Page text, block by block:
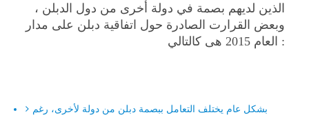
الذين لديهم بصمة في دولة أخرى من دول الدبلن ،
وبعض القرارت الصادرة حول اتفاقية دبلن على مدار
العام 2015 هى كالتالي :
بشكل عام يختلف التعامل ببصمة دبلن من دولة لأخرى، رغم